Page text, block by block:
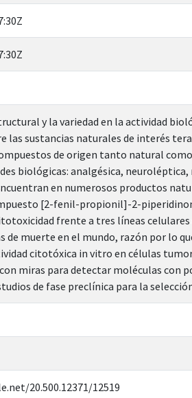
y la variedad en la actividad
las sustancias naturales de interés
de origen tanto natural
biológicas: analgésica,
en numerosos productos
[2-fenil-propionil]-2-
frente a tres líneas celulares
de muerte en el mundo, razón por lo
citotóxica in vitro en células
miras para detectar moléculas con
de fase preclínica para la
20.500.12371/12519